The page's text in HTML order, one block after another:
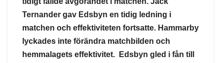
Ternander gav Edsbyn en tidig ledning i
matchen och effektiviteten fortsatte. Hammarby
lyckades inte förändra matchbilden och
hemmalagets effektivitet.
Edsbyn gled i fån till